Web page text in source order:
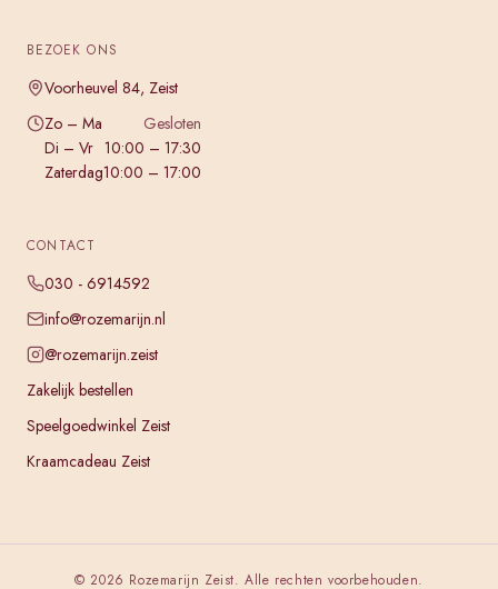
BEZOEK ONS
Voorheuvel 84, Zeist
Zo – Ma
Gesloten
Di – Vr 10:00 – 17:30
Zaterdag10:00 – 17:00
CONTACT
030 - 6914592
info@rozemarijn.nl
@rozemarijn.zeist
Zakelijk bestellen
Speelgoedwinkel Zeist
Kraamcadeau Zeist
© 2026 Rozemarijn Zeist. Alle rechten voorbehouden.